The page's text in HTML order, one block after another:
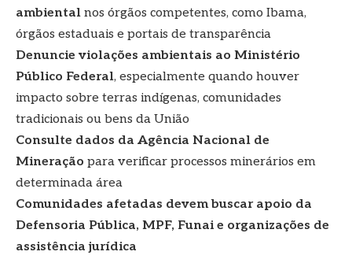
ambiental nos órgãos competentes, como Ibama,
órgãos estaduais e portais de transparência
Denuncie violações ambientais ao Ministério
Público Federal, especialmente quando houver
impacto sobre terras indígenas, comunidades
tradicionais ou bens da União
Consulte dados da Agência Nacional de
Mineração para verificar processos minerários em
determinada área
Comunidades afetadas devem buscar apoio da
Defensoria Pública, MPF, Funai e organizações de
assistência jurídica